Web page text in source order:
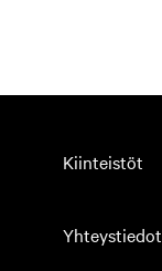
Kiinteistöt
Yhteystiedot